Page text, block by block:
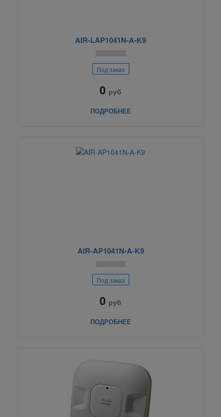
AIR-LAP1041N-A-K9
Под заказ
0 руб
ПОДРОБНЕЕ
AIR-AP1041N-A-K9
Под заказ
0 руб
ПОДРОБНЕЕ